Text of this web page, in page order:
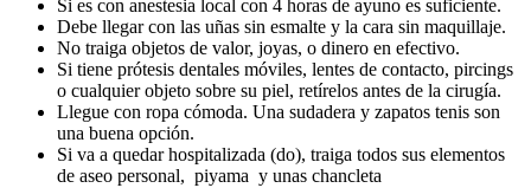
Si es con anestesia local con 4 horas de ayuno es suficiente.
Debe llegar con las uñas sin esmalte y la cara sin maquillaje.
No traiga objetos de valor, joyas, o dinero en efectivo.
Si tiene prótesis dentales móviles, lentes de contacto, pircings
o cualquier objeto sobre su piel, retírelos antes de la cirugía.
Llegue con ropa cómoda. Una sudadera y zapatos tenis son
una buena opción.
Si va a quedar hospitalizada (do), traiga todos sus elementos
de aseo personal, piyama y unas chancleta